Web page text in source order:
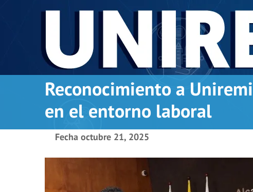
Reconocimiento a
en el entorno laboral
Fecha octubre 21, 2025